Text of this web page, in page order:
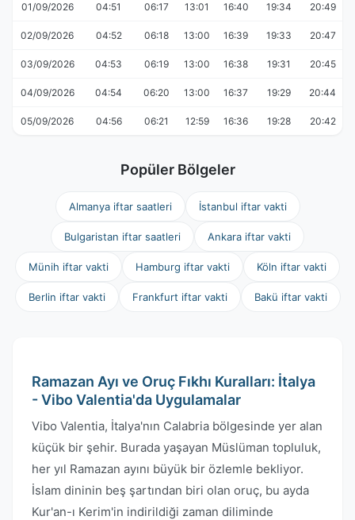
01/09/2026 04:51 06:17 13:01 16:40 19:34 20:49
02/09/2026 04:52 06:18 13:00 16:39 19:33 20:47
03/09/2026 04:53 06:19 13:00 16:38 19:31 20:45
04/09/2026 04:54 06:20 13:00 16:37 19:29 20:44
05/09/2026 04:56 06:21 12:59 16:36 19:28 20:42
Popüler Bölgeler
Almanya iftar saatleri İstanbul iftar vakti
Bulgaristan iftar saatleri Ankara iftar vakti
Münih iftar vakti Hamburg iftar vakti Köln iftar vakti
Berlin iftar vakti Frankfurt iftar vakti Bakü iftar vakti
Ramazan Ayı ve Oruç Fıkhı Kuralları: İtalya
- Vibo Valentia'da Uygulamalar
Vibo Valentia, İtalya'nın Calabria bölgesinde yer alan
küçük bir şehir. Burada yaşayan Müslüman topluluk,
her yıl Ramazan ayını büyük bir özlemle bekliyor.
İslam dininin beş şartından biri olan oruç, bu ayda
Kur'an-ı Kerim'in indirildiği zaman diliminde